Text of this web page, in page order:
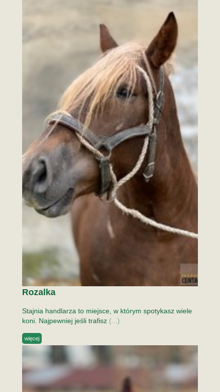
Rozalka
Stajnia handlarza to miejsce, w którym spotykasz wiele
koni. Najpewniej jeśli trafisz (...)
więcej